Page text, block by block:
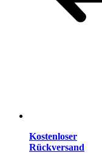
Kostenloser
Rückversand